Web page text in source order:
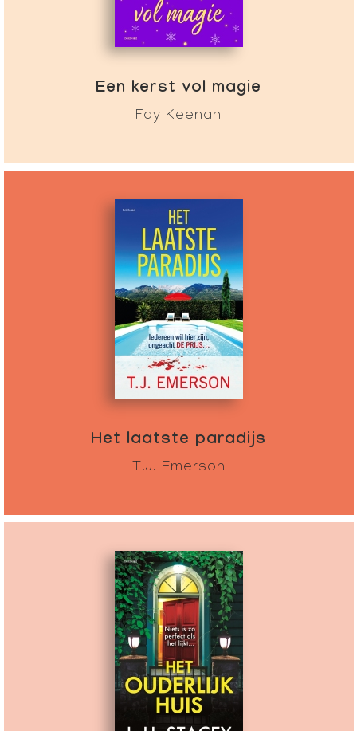
Een kerst vol magie
Fay Keenan
Het laatste paradijs
T.J. Emerson